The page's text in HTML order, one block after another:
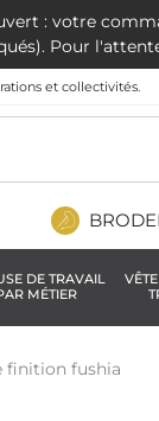
: votre
Pour
et collectivités.
DE TRAVAIL
MÉTIER
finition fushia